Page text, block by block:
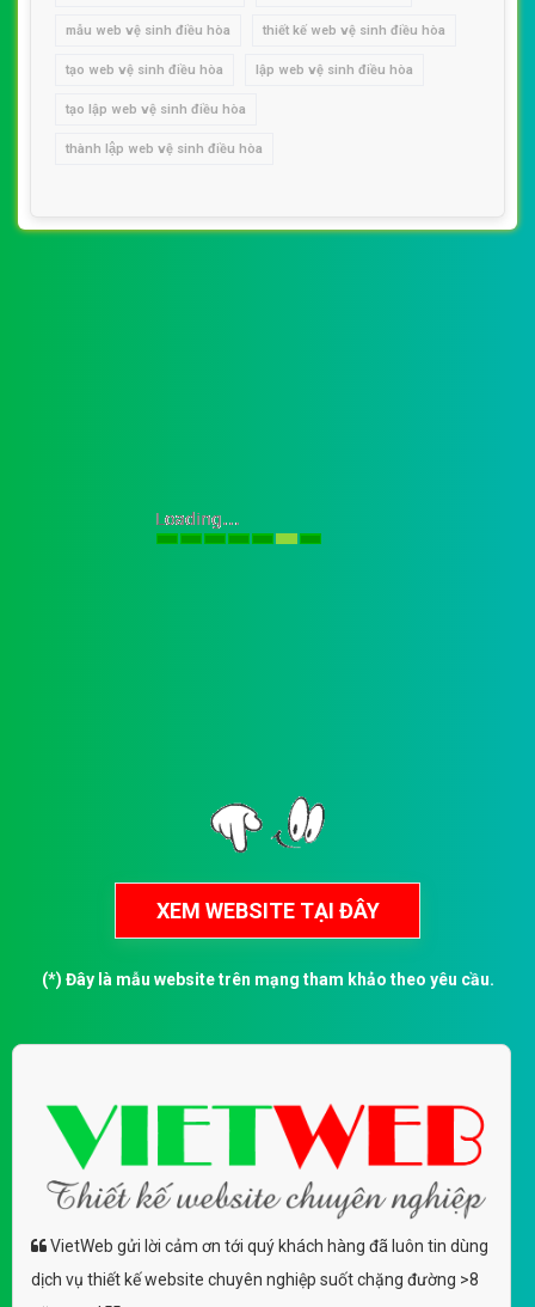
mẫu web vệ sinh điều hòa thiết kế web vệ sinh điều hòa
tạo web vệ sinh điều hòa lập web vệ sinh điều hòa
tạo lập web vệ sinh điều hòa
thành lập web vệ sinh điều hòa